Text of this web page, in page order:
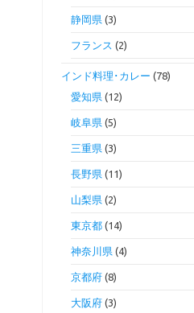
静岡県(3)
フランス (2)
インド料理･カレー (78)
愛知県(12)
岐阜県(5)
三重県(3)
長野県(11)
山梨県(2)
東京都(14)
神奈川県(4)
京都府(8)
大阪府(3)